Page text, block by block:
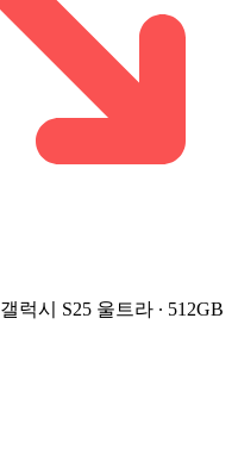
갤럭시 S25 울트라 ∙ 512GB